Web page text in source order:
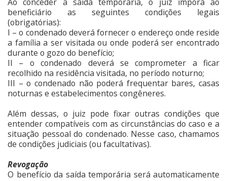
beneficiário as seguintes condições legais
(obrigatórias):
I – o condenado deverá fornecer o endereço onde reside
a família a ser visitada ou onde poderá ser encontrado
durante o gozo do benefício;
II – o condenado deverá se comprometer a ficar
recolhido na residência visitada, no período noturno;
III – o condenado não poderá frequentar bares, casas
noturnas e estabelecimentos congêneres.
Além dessas, o juiz pode fixar outras condições que
entender compatíveis com as circunstâncias do caso e a
situação pessoal do condenado. Nesse caso, chamamos
de condições judiciais (ou facultativas).
Revogação
O benefício da saída temporária será automaticamente